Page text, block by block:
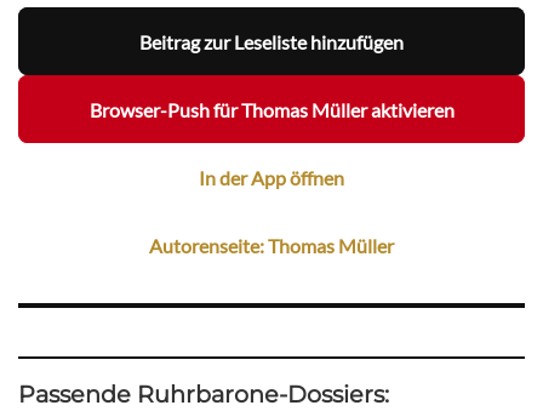
Beitrag zur Leseliste hinzufügen
Browser-Push für Thomas Müller aktivieren
In der App öffnen
Autorenseite: Thomas Müller
Passende Ruhrbarone-Dossiers: